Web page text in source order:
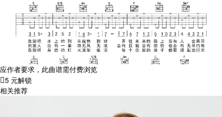
应作者要求，此曲谱需付费浏览
5 元解锁
相关推荐